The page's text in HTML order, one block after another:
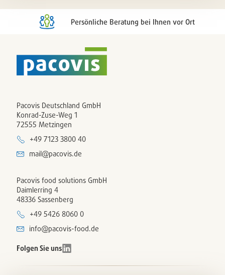
Persönliche Beratung bei Ihnen vor Ort
Pacovis Deutschland GmbH
Konrad-Zuse-Weg 1
72555 Metzingen
+49 7123 3800 40
mail@pacovis.de
Pacovis food solutions GmbH
Daimlerring 4
48336 Sassenberg
+49 5426 8060 0
info@pacovis-food.de
Folgen Sie uns